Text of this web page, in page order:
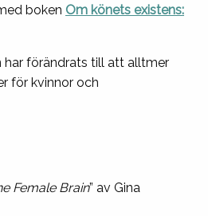
boken Om könets existens:
har förändrats till att alltmer
för kvinnor och
Female Brain” av Gina